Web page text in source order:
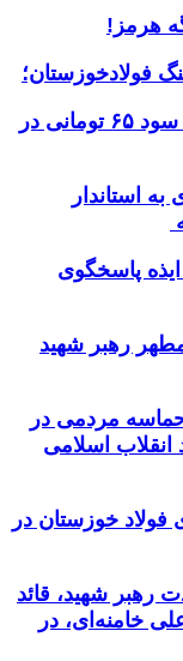
هرمز!
فولادخوزستان؛
اخبار گروه سرمایه گذاری تصویب سود ۶۵ تومانی در
استاندار
پاسخگوی
رهبر شهید
مردمی در
اسلامی
خوزستان در
رهبر شهید، قائد
خامنه‌ای، در